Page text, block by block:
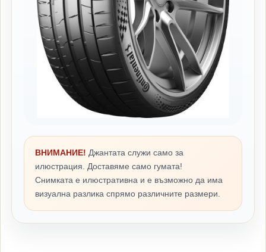
ВНИМАНИЕ! Джантата служи само за
илюстрация. Доставяме само гумата!
Снимката е илюстративна и е възможно да има
визуална разлика спрямо различните размери.